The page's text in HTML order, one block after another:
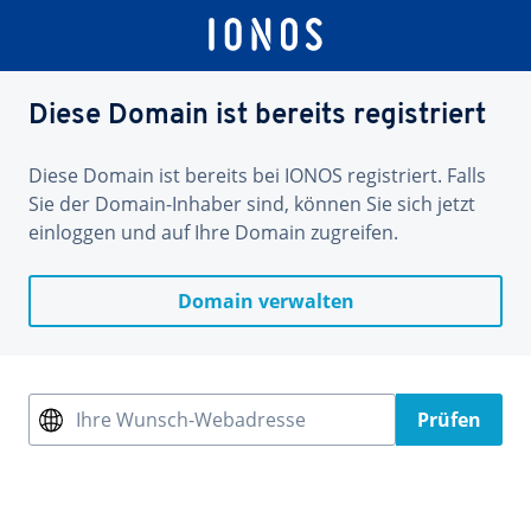
Diese Domain ist bereits registriert
Diese Domain ist bereits bei IONOS registriert. Falls
Sie der Domain-Inhaber sind, können Sie sich jetzt
einloggen und auf Ihre Domain zugreifen.
Domain verwalten
Ihre Wunsch-Webadresse Prüfen